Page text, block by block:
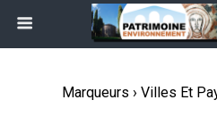
Marqueurs › Villes Et